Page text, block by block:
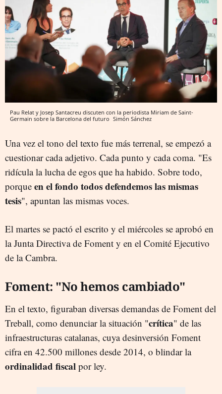
Pau Relat y Josep Santacreu discuten con la periodista Miriam de Saint-
Germain sobre la Barcelona del futuro Simón Sánchez
Una vez el tono del texto fue más terrenal, se empezó a
cuestionar cada adjetivo. Cada punto y cada coma. "Es
ridícula la lucha de egos que ha habido. Sobre todo,
porque en el fondo todos defendemos las mismas
tesis", apuntan las mismas voces.
El martes se pactó el escrito y el miércoles se aprobó en
la Junta Directiva de Foment y en el Comité Ejecutivo
de la Cambra.
Foment: "No hemos cambiado"
En el texto, figuraban diversas demandas de Foment del
Treball, como denunciar la situación "crítica" de las
infraestructuras catalanas, cuya desinversión Foment
cifra en 42.500 millones desde 2014, o blindar la
ordinalidad fiscal por ley.